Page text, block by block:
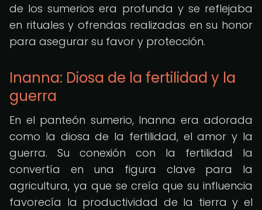
de los sumerios era profunda y se reflejaba
en rituales y ofrendas realizadas en su honor
para asegurar su favor y protección.
Inanna: Diosa de la fertilidad y la
guerra
En el panteón sumerio, Inanna era adorada
como la diosa de la fertilidad, el amor y la
guerra. Su conexión con la fertilidad la
convertía en una figura clave para la
agricultura, ya que se creía que su influencia
favorecía la productividad de la tierra y el